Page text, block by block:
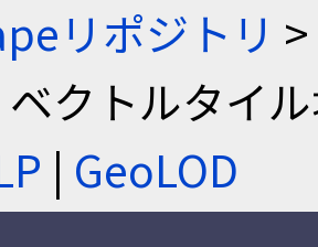
リポジトリ >
ベクトルタイ
| GeoLOD